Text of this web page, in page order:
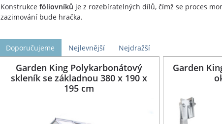
Konstrukce fóliovníků je z rozebíratelných dílů, čímž se proces
zazimování bude hračka.
Doporučujeme Nejlevnější Nejdražší
Garden King Polykarbonátový
skleník se základnou 380 x 190 x
195 cm
Garden